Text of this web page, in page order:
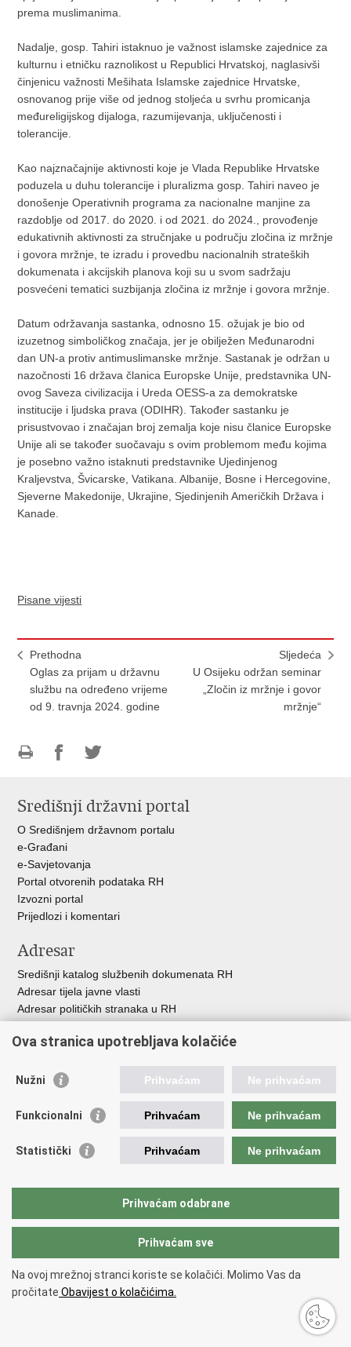
prema muslimanima.
Nadalje, gosp. Tahiri istaknuo je važnost islamske zajednice za
kulturnu i etničku raznolikost u Republici Hrvatskoj, naglasivši
činjenicu važnosti Mešihata Islamske zajednice Hrvatske,
osnovanog prije više od jednog stoljeća u svrhu promicanja
međureligijskog dijaloga, razumijevanja, uključenosti i
tolerancije.
Kao najznačajnije aktivnosti koje je Vlada Republike Hrvatske
poduzela u duhu tolerancije i pluralizma gosp. Tahiri naveo je
donošenje Operativnih programa za nacionalne manjine za
razdoblje od 2017. do 2020. i od 2021. do 2024., provođenje
edukativnih aktivnosti za stručnjake u području zločina iz mržnje
i govora mržnje, te izradu i provedbu nacionalnih strateških
dokumenata i akcijskih planova koji su u svom sadržaju
posvećeni tematici suzbijanja zločina iz mržnje i govora mržnje.
Datum održavanja sastanka, odnosno 15. ožujak je bio od
izuzetnog simboličkog značaja, jer je obilježen Međunarodni
dan UN-a protiv antimuslimanske mržnje. Sastanak je održan u
nazočnosti 16 država članica Europske Unije, predstavnika UN-
ovog Saveza civilizacija i Ureda OESS-a za demokratske
institucije i ljudska prava (ODIHR). Također sastanku je
prisustvovao i značajan broj zemalja koje nisu članice Europske
Unije ali se također suočavaju s ovim problemom među kojima
je posebno važno istaknuti predstavnike Ujedinjenog
Kraljevstva, Švicarske, Vatikana. Albanije, Bosne i Hercegovine,
Sjeverne Makedonije, Ukrajine, Sjedinjenih Američkih Država i
Kanade.
Pisane vijesti
Prethodna
Oglas za prijam u državnu
službu na određeno vrijeme
od 9. travnja 2024. godine
Sljedeća
U Osijeku održan seminar
„Zločin iz mržnje i govor
mržnje“
FacebookuTwitteru
Središnji državni portal
O Središnjem državnom portalu
e-Građani
e-Savjetovanja
Portal otvorenih podataka RH
Izvozni portal
Prijedlozi i komentari
Adresar
Središnji katalog službenih dokumenata RH
Adresar tijela javne vlasti
Adresar političkih stranaka u RH
Besplatni telefoni javne uprave
Važne poveznice
Vlada Republike Hrvatske
Savjet za nacionalne manjine
Okvirna konvencija za zaštitu nacionalnih manjina
Ured zastupnika RH pred Eur.sudom za ljudska prava
Copyright © 2026 Ured za ljudska prava i prava nacionalnih manjina.
Uvjeti korištenja.
Ova stranica upotrebljava kolačiće
Nužni Prihvaćam Ne prihvaćam
Funkcionalni Prihvaćam Ne prihvaćam
Statistički Prihvaćam Ne prihvaćam
Prihvaćam odabrane
Prihvaćam sve
Na ovoj mrežnoj stranci koriste se kolačići. Molimo Vas da
pročitate Obavijest o kolačićima.